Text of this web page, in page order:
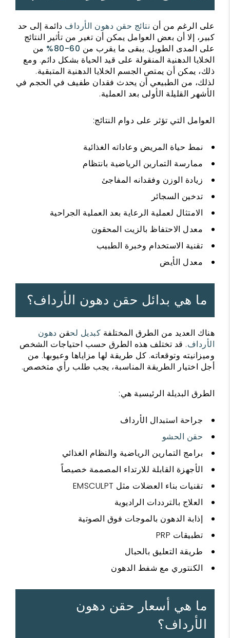
على الرغم من أن نتائج حقن دهون الأرداف دائمة إلى حد
كبير، إلا أن بعض العوامل يمكن أن تغير من تأثير النتائج
على المدى الطويل. يبقى ما يقرب من 60-80%
من
الخلايا الدهنية المنقولة على قيد الحياة بشكل دائم. ومع
ذلك، يمكن أن يمتص الجسم الخلايا الدهنية المتبقية.
لذلك، من الطبيعي أن يحدث فقدان طفيف في الحجم في
الأشهر القليلة الأولى بعد العملية.
العوامل التي تؤثر على دوام النتائج:
نمط حياة المريض وعاداته الغذائية
ممارسة التمارين الرياضية بانتظام
زيادة الوزن وفقدانه المفاجئ
تدخين السجائر
الامتثال لعملية الرعاية بعد العملية الجراحية
معدل الاحتفاظ بالزيت المحقون
تقنية الاستخدام وخبرة الطبيب
معدل الأيض
ما هي بدائل حقن دهون الأرداف؟
هناك العديد من الطرق المختلفة كبديل لحقن دهون
الأرداف. قد تختلف هذه الطرق حسب احتياجات الشخص
وميزانيته وتوقعاته. كل طريقة لها مزاياها وعيوبها. من
أجل اختيار الطريقة المناسبة، يجب طلب رأي متخصص.
الطرق البديلة الرئيسية هي:
جراحة استبدال الأرداف
حقن الحشو
برامج التمارين الرياضية والنظام الغذائي
الأجهزة القابلة للارتداء المصممة خصيصاً
تقنيات بناء العضلات مثل EMSCULPT
العلاج بالترددات الراديوية
إذابة الدهون بالموجات فوق الصوتية
تطبيقات PRP
طريقة التعليق بالحبال
الكنتوري مع شفط الدهون
ما هي أسعار حقن دهون
الأرداف؟